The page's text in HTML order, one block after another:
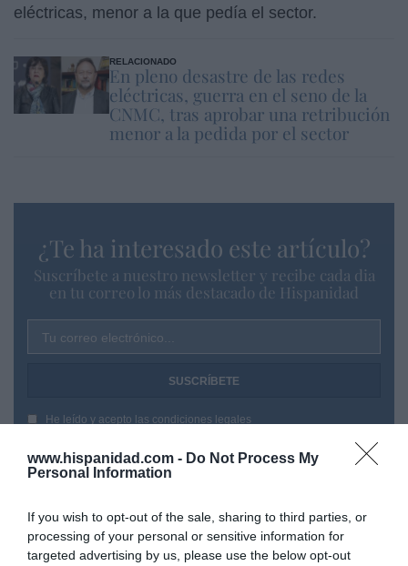
www.hispanidad.com - Do Not Process My
Personal Information
If you wish to opt-out of the sale, sharing to third parties, or
processing of your personal or sensitive information for
targeted advertising by us, please use the below opt-out
eléctricas, menor a la que pedía el sector.
RELACIONADO
En pleno desastre de las redes
eléctricas, guerra en el seno de la
CNMC, tras aprobar una retribución
menor a la pedida por el sector
¿Te ha interesado este artículo?
Suscríbete a nuestro newsletter y recibe cada dia
en tu correo lo más destacado de Hispanidad
Tu correo electrónico...
He leído y acepto las condiciones legales